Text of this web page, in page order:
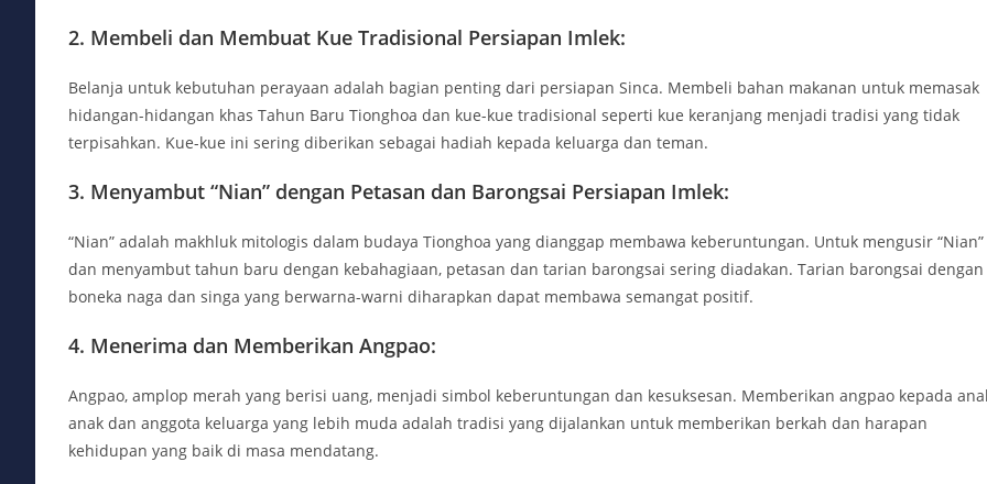
2. Membeli dan Membuat Kue Tradisional Persiapan Imlek:
Belanja untuk kebutuhan perayaan adalah bagian penting dari persiapan Sinca. Membeli bahan makanan untuk memasak
hidangan-hidangan khas Tahun Baru Tionghoa dan kue-kue tradisional seperti kue keranjang menjadi tradisi yang tidak
terpisahkan. Kue-kue ini sering diberikan sebagai hadiah kepada keluarga dan teman.
3. Menyambut “Nian” dengan Petasan dan Barongsai Persiapan Imlek:
“Nian” adalah makhluk mitologis dalam budaya Tionghoa yang dianggap membawa keberuntungan. Untuk mengusir “Nian”
dan menyambut tahun baru dengan kebahagiaan, petasan dan tarian barongsai sering diadakan. Tarian barongsai dengan
boneka naga dan singa yang berwarna-warni diharapkan dapat membawa semangat positif.
4. Menerima dan Memberikan Angpao:
Angpao, amplop merah yang berisi uang, menjadi simbol keberuntungan dan kesuksesan. Memberikan angpao kepada
anak dan anggota keluarga yang lebih muda adalah tradisi yang dijalankan untuk memberikan berkah dan harapan
kehidupan yang baik di masa mendatang.